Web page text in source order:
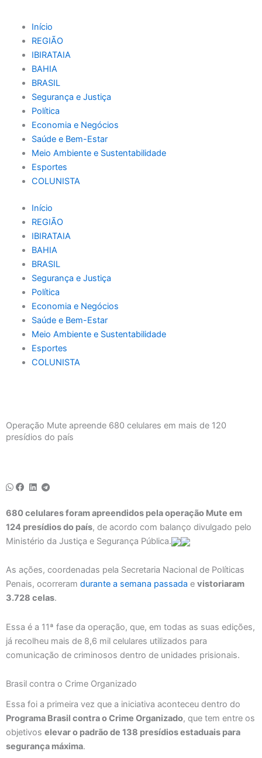
Início
REGIÃO
IBIRATAIA
BAHIA
BRASIL
Segurança e Justiça
Política
Economia e Negócios
Saúde e Bem-Estar
Meio Ambiente e Sustentabilidade
Esportes
COLUNISTA
Início
REGIÃO
IBIRATAIA
BAHIA
BRASIL
Segurança e Justiça
Política
Economia e Negócios
Saúde e Bem-Estar
Meio Ambiente e Sustentabilidade
Esportes
COLUNISTA
Operação Mute apreende 680 celulares em mais de 120
presídios do país
680 celulares foram apreendidos pela operação Mute em
124 presídios do país, de acordo com balanço divulgado pelo
Ministério da Justiça e Segurança Pública.
As ações, coordenadas pela Secretaria Nacional de Políticas
Penais, ocorreram durante a semana passada e vistoriaram
3.728 celas.
Essa é a 11ª fase da operação, que, em todas as suas edições,
já recolheu mais de 8,6 mil celulares utilizados para
comunicação de criminosos dentro de unidades prisionais.
Brasil contra o Crime Organizado
Essa foi a primeira vez que a iniciativa aconteceu dentro do
Programa Brasil contra o Crime Organizado, que tem entre os
objetivos elevar o padrão de 138 presídios estaduais para
segurança máxima.